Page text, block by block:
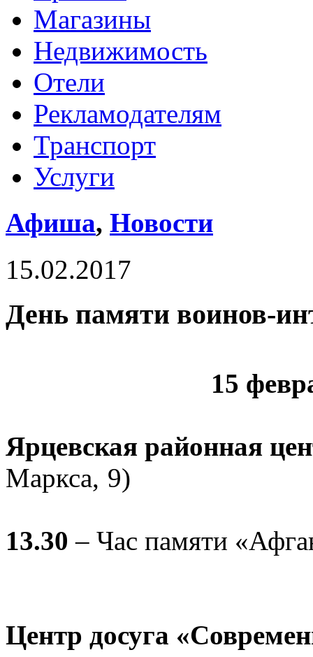
Магазины
Недвижимость
Отели
Рекламодателям
Транспорт
Услуги
Афиша, Новости
15.02.2017
День памяти воинов-
15
Ярцевская районная
Маркса, 9)
13.30– Час памяти
Центр досуга